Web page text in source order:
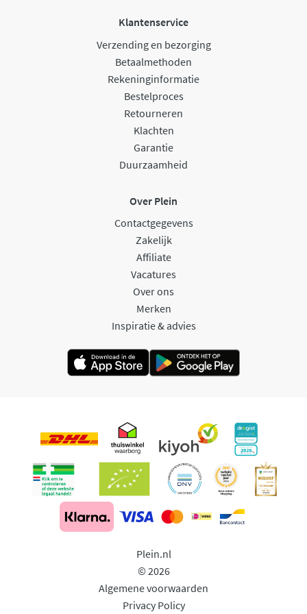
Klantenservice
Verzending en bezorging
Betaalmethoden
Rekeninginformatie
Bestelproces
Retourneren
Klachten
Garantie
Duurzaamheid
Over Plein
Contactgegevens
Zakelijk
Affiliate
Vacatures
Over ons
Merken
Inspiratie & advies
Plein.nl
© 2026
Algemene voorwaarden
Privacy Policy